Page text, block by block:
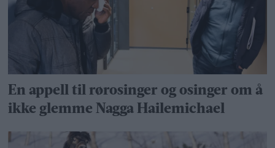
En appell til rørosinger og osinger om å
ikke glemme Nagga Hailemichael